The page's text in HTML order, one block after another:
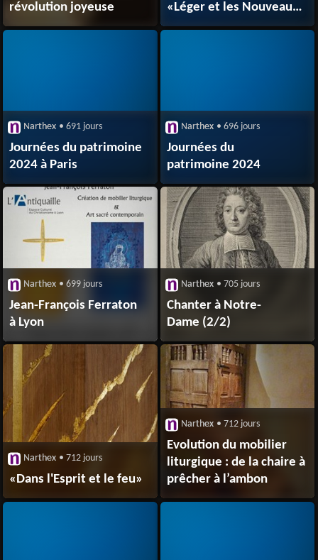
révolution joyeuse
«Léger et les Nouveaux
Réalismes» à Biot.
Narthex • 691 jours
Journées du patrimoine
2024 à Paris
Narthex • 696 jours
Journées du
patrimoine 2024
Narthex • 699 jours
Jean-François Ferraton
à Lyon
Narthex • 705 jours
Chanter à Notre-
Dame (2/2)
Narthex • 712 jours
«Dans l'Esprit et le feu»
Narthex • 712 jours
Evolution du mobilier
liturgique : de la chaire à
prêcher à l’ambon